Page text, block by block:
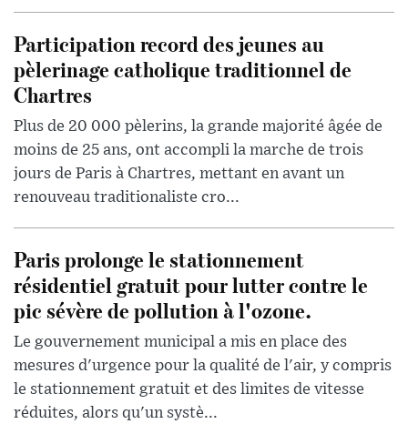
Participation record des jeunes au
pèlerinage catholique traditionnel de
Chartres
Plus de 20 000 pèlerins, la grande majorité âgée de
moins de 25 ans, ont accompli la marche de trois
jours de Paris à Chartres, mettant en avant un
renouveau traditionaliste cro...
Paris prolonge le stationnement
résidentiel gratuit pour lutter contre le
pic sévère de pollution à l'ozone.
Le gouvernement municipal a mis en place des
mesures d'urgence pour la qualité de l'air, y compris
le stationnement gratuit et des limites de vitesse
réduites, alors qu'un systè...